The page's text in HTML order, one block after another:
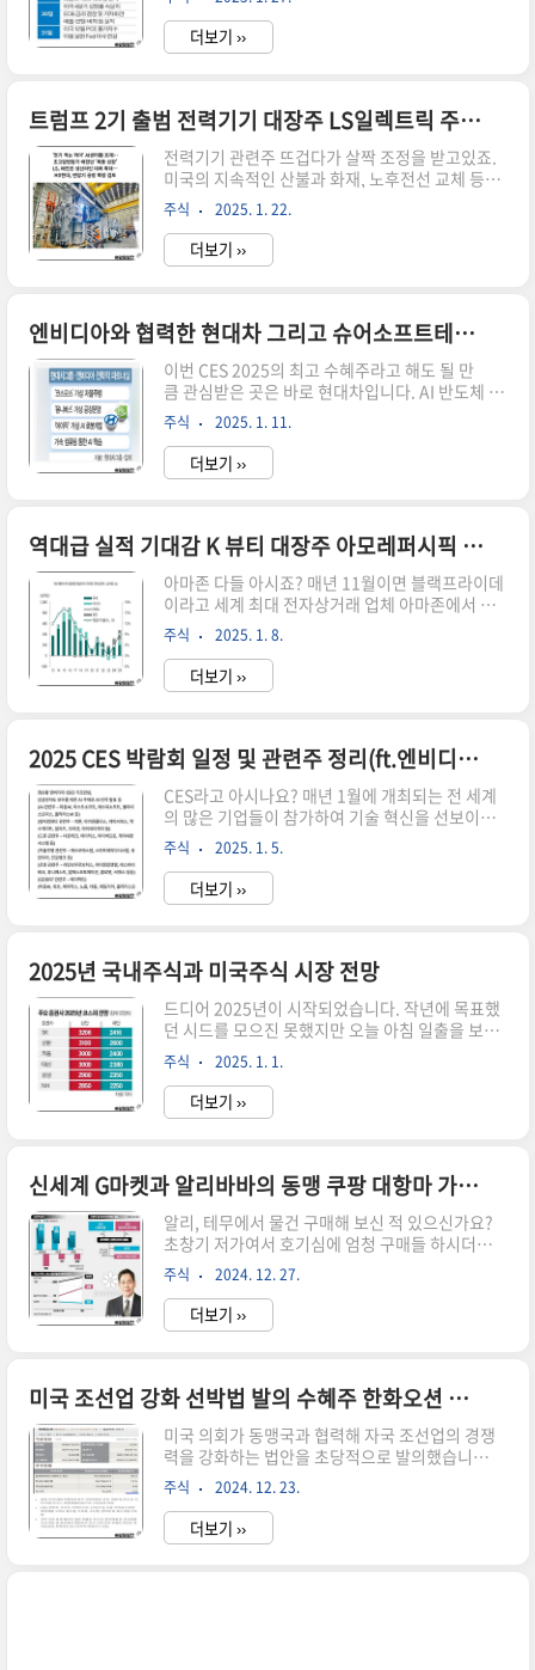
했습니다. 디그럼 이게 왜 이렇게 큰 이슈가 되었을
까요? 그건 바..
는데요. 국장도 열렸다면 빅테크 기업들의 호실적
여파가 반영되었을텐데 아쉽네요. 서학개미의 승
부처인 이번주! 빅테크 실적 일정을 정리해 봤습니
아 통화정책회의를 여는 데다 기업 실적 발표도 집
중돼 있기 때문이죠. 미국 뉴욕증시 최대 이벤트는
28일~29일에 열리는 중앙은행(Fed)의 연방공개
시장위원회(FOMC) 정례회의입니다. 도널드 트럼
프 대통령의 Fed에 금리 인하를 노골적으로 압박
하고 있죠. 하지만 월가에서는 금리를 동결할 가능
성에 무게를 두고 있습니다...
더보기 ››
트럼프 2기 출범 전력기기 대장주 LS일렉트릭 주가전망
전력기기 관련주 뜨겁다가 살짝 조정을 받고있죠.
미국의 지속적인 산불과 화재, 노후전선 교체 등등
앞으로 수요가 증가될 일만 남았는데요.​ AI 데이터
센터에 납품한다는 변압기 등 전력기기 관련기사가
보도되었습니다. ​ 트럼프 2.0 시대에 관세에 대한
수혜도 기대가 되고 이러 저런 호재들만 가득한 전
론 머스크 테슬라 최고경영자(CEO)가 설립한 인공
지능(AI) 개발사 xAI에 데이터센터용 전력기기
를 공급합니다. 전력기기 대장주인 LS일렉트릭
도 일론 머스크 밸류체인에 들어가는 건가요~~~ ​
LS일렉트릭은 아직 밝혀지진 않았지만 미국 4
대 빅테크 중 세 곳과도 배전반(전기 배분 장치) 납
품을 협의했다고 합니다. 16일..
주식 2025. 1. 22.
더보기 ››
엔비디아와 협력한 현대차 그리고 슈어소프트테크 주가 전망
이번 CES 2025의 최고 수혜주라고 해도 될 만
큼 관심받은 곳은 바로 현대차입니다. AI 반도체 시
장의 최강자인 엔비디아와 협력하기로 했는데요.
엔비디아 밸류체인에 합세한 현대차와 그리고 그런
현대차의 자율주행 관련 협력사인 슈어소프트테크
의 주가를 한번 알아보겠습니다. CES수혜 엔비디
을 고도화하고, 공장 운영 효율도 끌어올린다는 구
상인데요. 지난 8일 미국 라스베이거스에서 맺은
전략적 파트너십의 핵심은 엔비디아가 개발한 로보
틱스 플랫폼(아이작)을 현대차그룹에 맞춤형으로
공급하는 것입니다. 현대차그룹은 이를 활용해 자
율주행 및 로보틱스 시스템의 학습 속도를 끌어올
릴 계획인데요.​ 실제 공장과 똑같은 생산현장을 ..
주식 2025. 1. 11.
더보기 ››
역대급 실적 기대감 K 뷰티 대장주 아모레퍼시픽 주가 전망
아마존 다들 아시죠? 매년 11월이면 블랙프라이데
이라고 세계 최대 전자상거래 업체 아마존에서 온
라인 쇼핑 행사를 합니다.해외 직구로 운동화나 청
바지 등 좋은 제품을 저가에 살 수 있어서 좋더라구
요. 그런데 화장품은 사본 적은 없었는데 오늘 기사
에 아마존에서 아모레퍼시픽이 역대 최대 실적을
니다. 역대급 실적 기대 K뷰티 대장주 아모레퍼시
픽블랙프라이데이 행사에서 전년 대비 매출 증가액
이 증가했는데요.라네즈는 127%, 설화수가
308%, 이니스프리는 70% 증가했습니다.K뷰티
대장주인만큼 행사 기간 내 효과적인 제품 노출을
위해 인공지능(AI) 기반의 검색 키워드 최적화 고객
접점을 늘리을 늘리고, 미국 현지 ..
주식 2025. 1. 8.
더보기 ››
2025 CES 박람회 일정 및 관련주 정리(ft.엔비디아, SK하이닉스)
CES라고 아시나요? 매년 1월에 개최되는 전 세계
의 많은 기업들이 참가하여 기술 혁신을 선보이는
세계가전박람회입니다. 주식하다 보면 이슈를 알
아보고 시작 전에 기대감으로 주식을 매수하는 방
법이 있잖아요. ​그래서 2025 CES 일정과 이 박람
회로 인해 수혜를 볼 기업들이 어디가 있을까 알아
1월 7일부터 10일까지 라스베이거스에서 개최되
는 세계 최대 가전 박람회입니다. 당장 내일부터 시
작이네요~ 관련주들의 주가가 들썩들썩할텐데요. ​
사이트(WWW.CES.TECH)에 들어가서 한번 구경
해 봤습니다. 이 행사에서는 다양한 기업들이 최
신 기술과 제품을 선보일 계획인데요. 올해는 AI
와..
주식 2025. 1. 5.
더보기 ››
2025년 국내주식과 미국주식 시장 전망
드디어 2025년이 시작되었습니다. 작년에 목표했
던 시드를 모으진 못했지만 오늘 아침 일출을 보면
서 또다시 빌어보았네요.저의 매년 첫 번째 목표인
주식떡상!!!!2025년 첫 일출이 유난히 밝고 환했는
데 올해 국내 주식 시장에 이 기운이 다 모아졌으
면 좋겠다는 생각을 해보았습니다. 지혜와 인내를
국내 주식 시장 전망국내 주요 증권사들은 올해 코
스피지수 상한선을 2850에서 3200까지 내다본다
고 합니다. NH 증권에서 가장 비관적으로 2250으
로 전망했습니다.​ 투자 심리상 2400은 바닥이라는
데 공감대가 형성되어 있는 이 시점에서 올해 코스
피지수가 20~30% 상승 여력이 있다고 판단하는
데요. 증..
주식 2025. 1. 1.
더보기 ››
신세계 G마켓과 알리바바의 동맹 쿠팡 대항마 가능여부
알리, 테무에서 물건 구매해 보신 적 있으신가요?​
초창기 저가여서 호기심에 엄청 구매들 하시더니
제품의 질이 떨어지다 보니 이제는 좀 사그라든 것
같더라고요.​이런 알리와 신세계가 동맹을 맺었다
는 기사가 보도되어 신세계의 주가 관련하여 알아
봤습니다.신세계와 알리바바의 동맹신세계그룹은
겠다고 이날 공시했는데요.두 회사는 신세계그룹
의 강점인 K 셀러 소싱 능력과 신뢰도, 알리바바 그
룹이 보유한 글로벌 판로와 막강한 자본력을 합쳐
국내 e 커머스 판도를 바꾸겠다고 합니다. 위에 그
림처럼 새로 만드는 법인엔 G마켓과 알리익스프레
스 코리아가 자회사로 편입되는데요.​그럼 이런 동
맹으로 신세계의 자회사인 G마켓은 어떤 효과..
주식 2024. 12. 27.
더보기 ››
미국 조선업 강화 선박법 발의 수혜주 한화오션 주가 전망
미국 의회가 동맹국과 협력해 자국 조선업의 경쟁
력을 강화하는 법안을 초당적으로 발의했습니
다. 중국 선박의 의존도를 낮추기 위한 정책으로 동
맹국과 조선업 협력을 모색하는 게 주요 골자죠.위
의 법안 통과 시 미국 해군 유지·보수·정비(MRO)
시장에 공을 들여온 한국 조선업계에 수주 기회가
주식 2024. 12. 23.
더보기 ››